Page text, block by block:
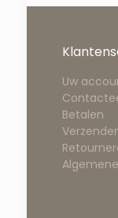
Uw
Betalen